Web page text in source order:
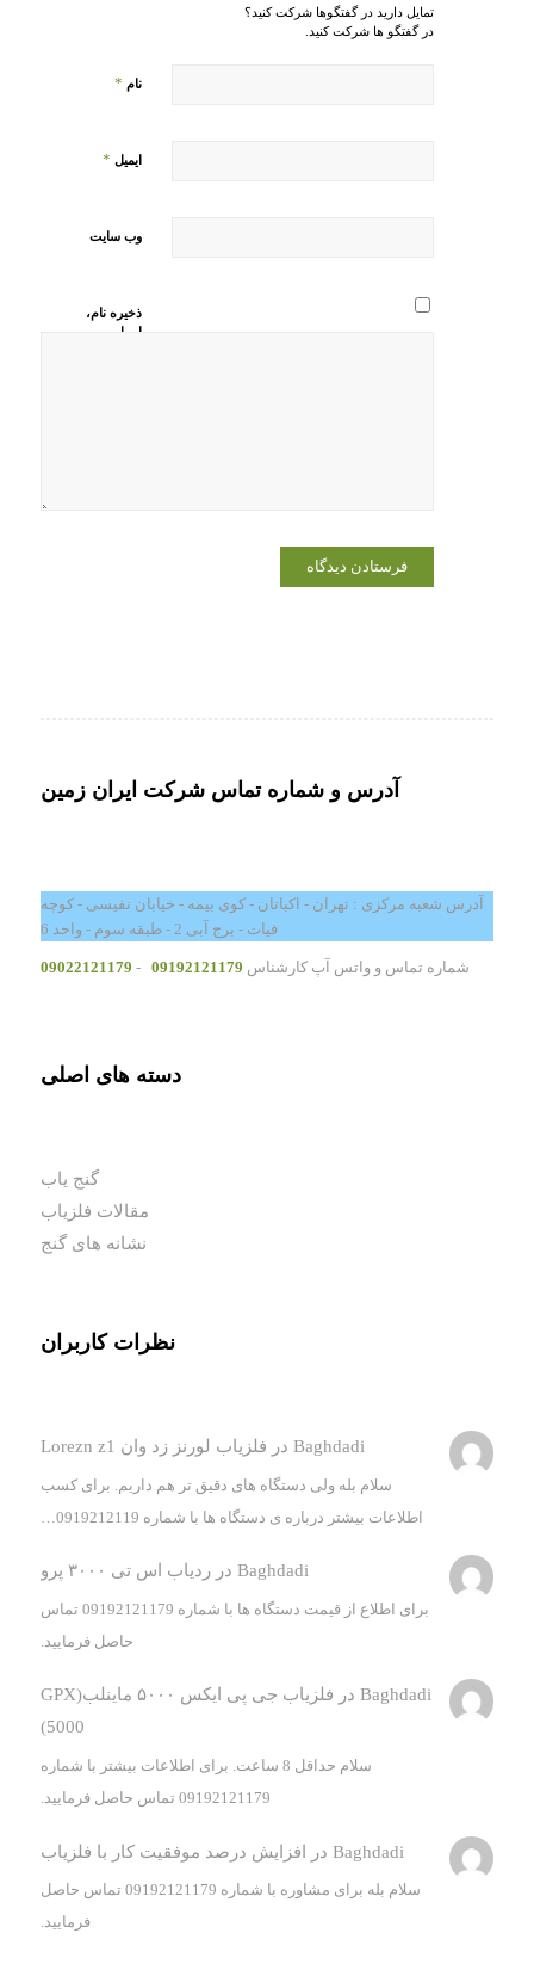
تمایل دارید در گفتگوها شرکت کنید؟
در گفتگو ها شرکت کنید.
نام *
ایمیل *
وب‌ سایت
ذخیره نام،
ایمیل و
آدرس و شماره تماس شرکت ایران زمین
آدرس شعبه مرکزی : تهران - اکباتان - کوی بیمه - خیابان نفیسی - کوچه
فیات - برج آبی 2 - طبقه سوم - واحد 6
شماره تماس و واتس آپ کارشناس 09192121179
-
09022121179
دسته های اصلی
گنج یاب
مقالات فلزیاب
نشانه های گنج
نظرات کاربران
Baghdadi در فلزیاب لورنز زد وان Lorezn z1
سلام بله ولی دستگاه های دقیق تر هم داریم. برای کسب
اطلاعات بیشتر درباره ی دستگاه ها با شماره 0919212119…
Baghdadi درردیاب اس تی ۳۰۰۰ پرو
برای اطلاع از قیمت دستگاه ها با شماره 09192121179 تماس
حاصل فرمایید.
Baghdadi در
فلزیاب جی پی ایکس ۵۰۰۰ ماینلب(GPX
5000)
سلام حداقل 8 ساعت. برای اطلاعات بیشتر با شماره
09192121179 تماس حاصل فرمایید.
Baghdadi در افزایش درصد موفقیت کار با فلزیاب
سلام بله برای مشاوره با شماره 09192121179 تماس حاصل
فرمایید.